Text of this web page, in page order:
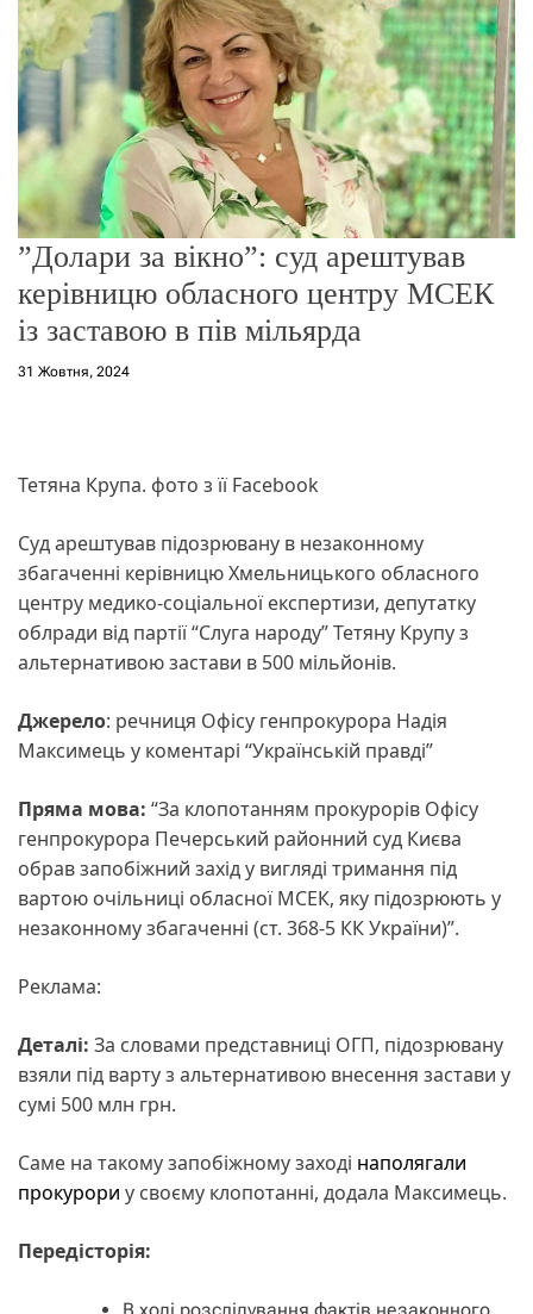
о
р
е
ж
и
м
у
”Долари за вікно”: суд арештував
керівницю обласного центру МСЕК
із заставою в пів мільярда
31 Жовтня, 2024
Тетяна Крупа. фото з її Facebook
Суд арештував підозрювану в незаконному
збагаченні керівницю Хмельницького обласного
центру медико-соціальної експертизи, депутатку
облради від партії “Слуга народу” Тетяну Крупу з
альтернативою застави в 500 мільйонів.
Джерело: речниця Офісу генпрокурора Надія
Максимець у коментарі “Українській правді”
Пряма мова: “За клопотанням прокурорів Офісу
генпрокурора Печерський районний суд Києва
обрав запобіжний захід у вигляді тримання під
вартою очільниці обласної МСЕК, яку підозрюють у
незаконному збагаченні (ст. 368-5 КК України)”.
Реклама:
Деталі: За словами представниці ОГП, підозрювану
взяли під варту з альтернативою внесення застави у
сумі 500 млн грн.
Саме на такому запобіжному заході наполягали
прокурори у своєму клопотанні, додала Максимець.
Передісторія:
В ході розслідування фактів незаконного